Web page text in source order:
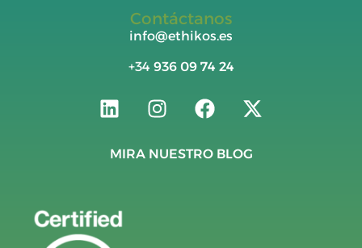
Contáctanos
info@ethikos.es
+34 936 09 74 24
MIRA NUESTRO BLOG